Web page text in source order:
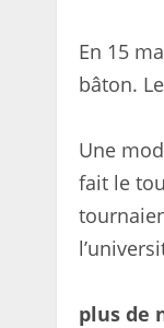
En 15
bâton.
Une
fait le
plus de